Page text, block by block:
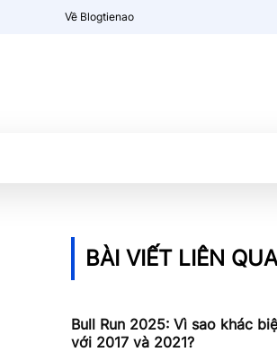
Về Blogtienao
BÀI VIẾT LIÊN
Bull Run 2025: Vì sao khác
với 2017 và 2021?